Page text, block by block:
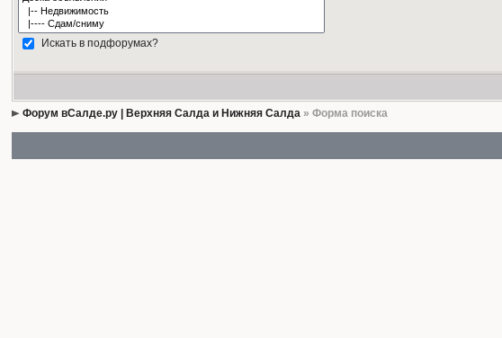
Искать в подфорумах?
Форум вСалде.ру | Верхняя Салда и Нижняя Салда » Форма поиска